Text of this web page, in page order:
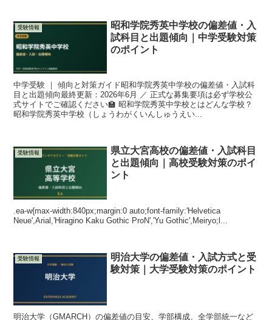
受験情報
昭和学院秀英中学校の偏差値・入
試科目と出題傾向｜中学受験対策
のポイント
中学受験 ｜ 傾向と対策ガイド昭和学院秀英中学校の偏差値・入試科
目と出題傾向最終更新：2026年6月 ／ 正式な募集要項は必ず学校公
式サイトでご確認ください🏫 昭和学院秀英中学校とはどんな学校？
昭和学院秀英中学校（しょうわがくいんしゅうえい...
受験情報
県立大宮高校の偏差値・入試科目
と出題傾向｜高校受験対策のポイ
ント
.ea-w{max-width:840px;margin:0 auto;font-family:'Helvetica
Neue',Arial,'Hiragino Kaku Gothic ProN','Yu Gothic',Meiryo;l...
受験情報
明治大学の偏差値・入試方式と受
験対策｜大学受験対策のポイント
明治大学（GMARCH）の偏差値の目安、学部構成、全学部統一など